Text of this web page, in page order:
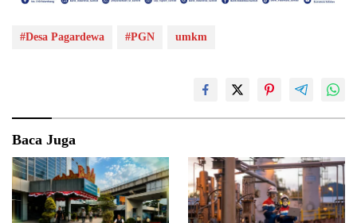
#Desa Pagardewa #PGN umkm
Baca Juga